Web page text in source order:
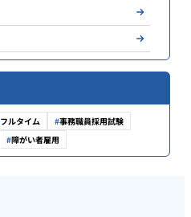
フルタイム
事務職員採用試験
障がい者雇用